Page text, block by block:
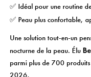
✅ Idéal pour une routine
✅ Peau plus confortable,
Une solution tout-en-un
nocturne de la peau. Élu
parmi plus de 700
2026.